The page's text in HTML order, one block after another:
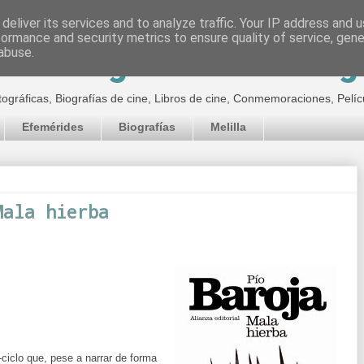
de Jorge
Biografías de cine, Libros de cine, Conmemoraciones,
Efemérides Biografías Melilla
hierba
ciclo que, pese a narrar de forma
its services and to analyze traffic. Your IP address and
and security metrics to ensure quality of service,